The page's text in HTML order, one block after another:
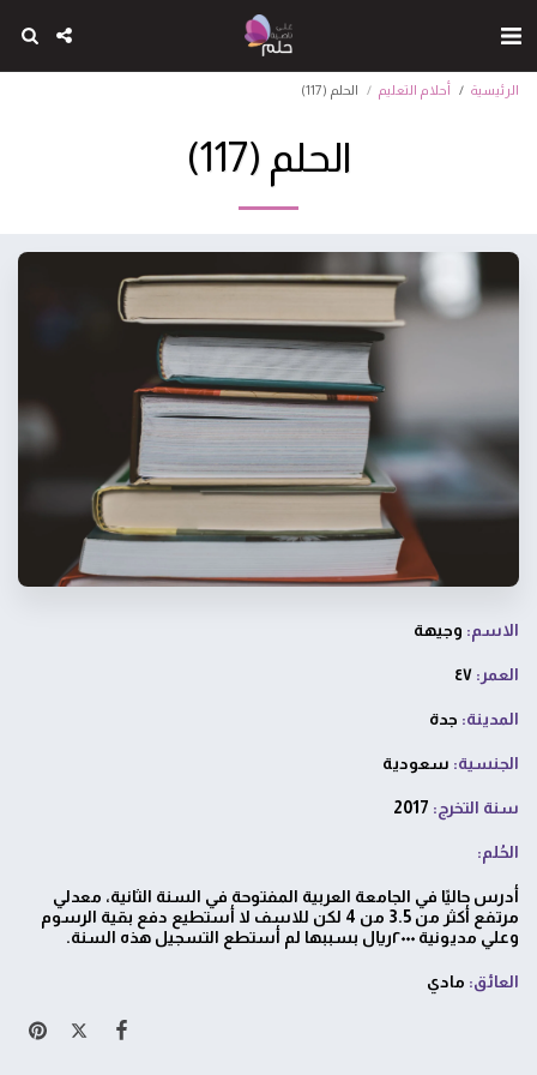
الرئيسية أحلام التعليم الحلم (117)
الحلم (117)
الاسم: وجيهة
العمر:
المدينة: جدة
الجنسية: سعودية
سنة التخرج:
الحُلم:
أدرس حاليًا في الجامعة العربية المفتوحة في السنة الثانية، معدلي
مرتفع أكثر من 3.5 من 4 لكن للاسف لا أستطيع دفع بقية الرسوم
وعلي مديونية ٢٠٠٠ريال بسببها لم أستطع التسجيل هذه السنة.
العائق: مادي